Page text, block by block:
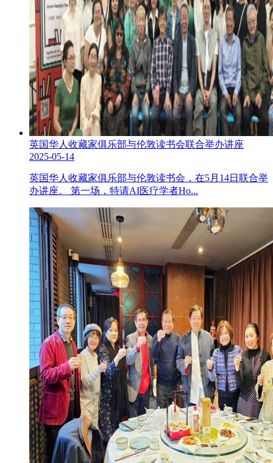
英国华人收藏家俱乐部与伦敦读书会联合举办讲座
2025-05-14
英国华人收藏家俱乐部与伦敦读书会，在5月14日联合举
办讲座。 第一场，特请AI医疗学者Ho...